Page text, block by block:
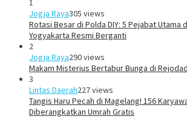
1
Jogja Raya305 views
Rotasi Besar di Polda DIY: 5 Pejabat Utama
Yogyakarta Resmi Berganti
2
Jogja Raya290 views
Makam Misterius Bertabur Bunga di
3
Lintas Daerah227 views
Tangis Haru Pecah di Magelang! 156
Diberangkatkan Umrah Gratis